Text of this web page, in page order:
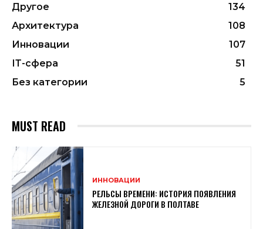
Другое
134
Архитектура
108
Инновации
107
ІТ-сфера
51
Без категории
5
MUST READ
ИННОВАЦИИ
РЕЛЬСЫ ВРЕМЕНИ: ИСТОРИЯ ПОЯВЛЕНИЯ
ЖЕЛЕЗНОЙ ДОРОГИ В ПОЛТАВЕ